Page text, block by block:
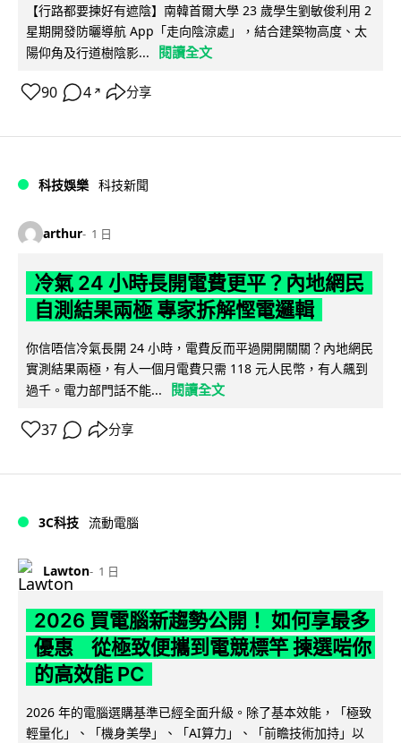
【行路都要揀好有遮陰】南韓首爾大學 23 歲學生劉敏俊利用 2
星期開發防曬導航 App「走向陰涼處」，結合建築物高度、太
陽仰角及行道樹陰影...
閱讀全文
90 4 ↗ 分享
科技娛樂 科技新聞
arthur 1 日
冷氣 24 小時長開電費更平？內地網民
自測結果兩極 專家拆解慳電邏輯
你信唔信冷氣長開 24 小時，電費反而平過開開關關？內地網民
實測結果兩極，有人一個月電費只需 118 元人民幣，有人飆到
過千。電力部門話不能...
閱讀全文
37 分享
3C科技 流動電腦
Lawton 1 日
2026 買電腦新趨勢公開！ 如何享最多
優惠 從極致便攜到電競標竿 揀選啱你
的高效能 PC
2026 年的電腦選購基準已經全面升級。除了基本效能，「極致
輕量化」、「機身美學」、「AI算力」、「前瞻技術加持」以